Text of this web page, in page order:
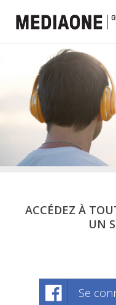
ACCÉDEZ À
UN
Se